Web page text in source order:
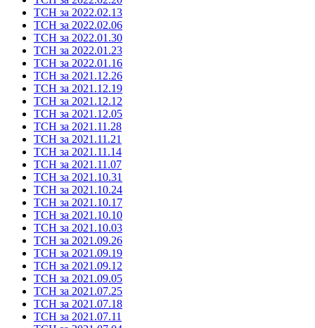
ТСН за 2022.02.13
ТСН за 2022.02.06
ТСН за 2022.01.30
ТСН за 2022.01.23
ТСН за 2022.01.16
ТСН за 2021.12.26
ТСН за 2021.12.19
ТСН за 2021.12.12
ТСН за 2021.12.05
ТСН за 2021.11.28
ТСН за 2021.11.21
ТСН за 2021.11.14
ТСН за 2021.11.07
ТСН за 2021.10.31
ТСН за 2021.10.24
ТСН за 2021.10.17
ТСН за 2021.10.10
ТСН за 2021.10.03
ТСН за 2021.09.26
ТСН за 2021.09.19
ТСН за 2021.09.12
ТСН за 2021.09.05
ТСН за 2021.07.25
ТСН за 2021.07.18
ТСН за 2021.07.11